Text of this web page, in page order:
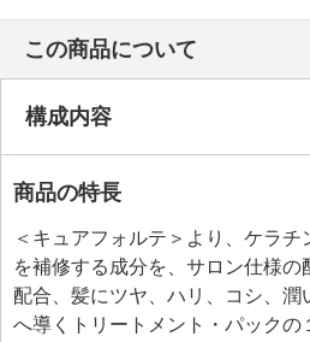
この商品について
構成内容
商品の特長
＜キュアフォルテ＞より、ケラ
を補修する成分を、サロン仕様の
配合、髪にツヤ、ハリ、コシ、潤
へ導くトリートメント・パックの